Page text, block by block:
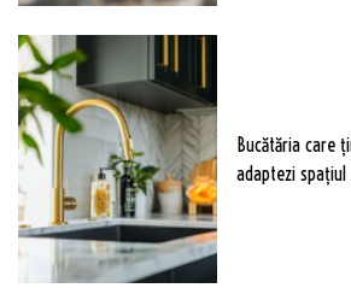
Bucătăria care
adaptezi